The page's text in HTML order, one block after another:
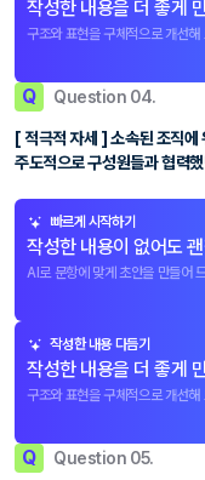
작성한 내용을 더 좋게
구조와 표현을 구체적으로 개선해
Q Question 04.
[ 적극적 자세 ] 소속된 조직에
주도적으로 구성원들과 협력
빠르게 시작하기
작성한 내용이 없어도
AI로 문항에 맞게 초안을 만들어
작성한 내용 다듬기
작성한 내용을 더 좋게
구조와 표현을 구체적으로 개선해
Q Question 05.